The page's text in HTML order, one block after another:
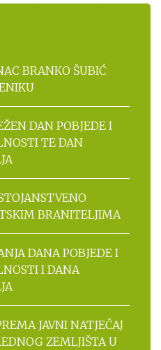
BRANKO ŠUBIĆ
DAN POBJEDE I
TE DAN
BRANITELJIMA
DANA POBJEDE I
I DANA
JAVNI NATJEČAJ
ZEMLJIŠTA U